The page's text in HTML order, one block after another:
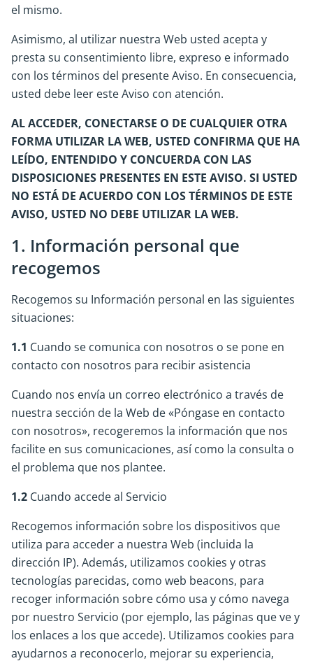
el mismo.
Asimismo, al utilizar nuestra Web usted acepta y
presta su consentimiento libre, expreso e informado
con los términos del presente Aviso. En consecuencia,
usted debe leer este Aviso con atención.
AL ACCEDER, CONECTARSE O DE CUALQUIER OTRA
FORMA UTILIZAR LA WEB, USTED CONFIRMA QUE HA
LEÍDO, ENTENDIDO Y CONCUERDA CON LAS
DISPOSICIONES PRESENTES EN ESTE AVISO. SI USTED
NO ESTÁ DE ACUERDO CON LOS TÉRMINOS DE ESTE
AVISO, USTED NO DEBE UTILIZAR LA WEB.
1. Información personal que
recogemos
Recogemos su Información personal en las siguientes
situaciones:
1.1 Cuando se comunica con nosotros o se pone en
contacto con nosotros para recibir asistencia
Cuando nos envía un correo electrónico a través de
nuestra sección de la Web de «Póngase en contacto
con nosotros», recogeremos la información que nos
facilite en sus comunicaciones, así como la consulta o
el problema que nos plantee.
1.2 Cuando accede al Servicio
Recogemos información sobre los dispositivos que
utiliza para acceder a nuestra Web (incluida la
dirección IP). Además, utilizamos cookies y otras
tecnologías parecidas, como web beacons, para
recoger información sobre cómo usa y cómo navega
por nuestro Servicio (por ejemplo, las páginas que ve y
los enlaces a los que accede). Utilizamos cookies para
ayudarnos a reconocerlo, mejorar su experiencia,